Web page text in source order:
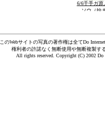
6/6千手ガ原
ソウ（始
このWebサイトの写真の著作権は全てDo
権利者の許諾なく無断使用や無断複製す
All rights reserved. Copyright (C) 2002 Do